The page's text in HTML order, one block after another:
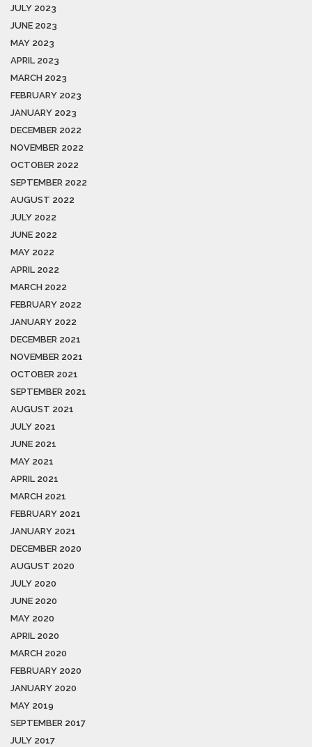
JULY 2023
JUNE 2023
MAY 2023
APRIL 2023
MARCH 2023
FEBRUARY 2023
JANUARY 2023
DECEMBER 2022
NOVEMBER 2022
OCTOBER 2022
SEPTEMBER 2022
AUGUST 2022
JULY 2022
JUNE 2022
MAY 2022
APRIL 2022
MARCH 2022
FEBRUARY 2022
JANUARY 2022
DECEMBER 2021
NOVEMBER 2021
OCTOBER 2021
SEPTEMBER 2021
AUGUST 2021
JULY 2021
JUNE 2021
MAY 2021
APRIL 2021
MARCH 2021
FEBRUARY 2021
JANUARY 2021
DECEMBER 2020
AUGUST 2020
JULY 2020
JUNE 2020
MAY 2020
APRIL 2020
MARCH 2020
FEBRUARY 2020
JANUARY 2020
MAY 2019
SEPTEMBER 2017
JULY 2017